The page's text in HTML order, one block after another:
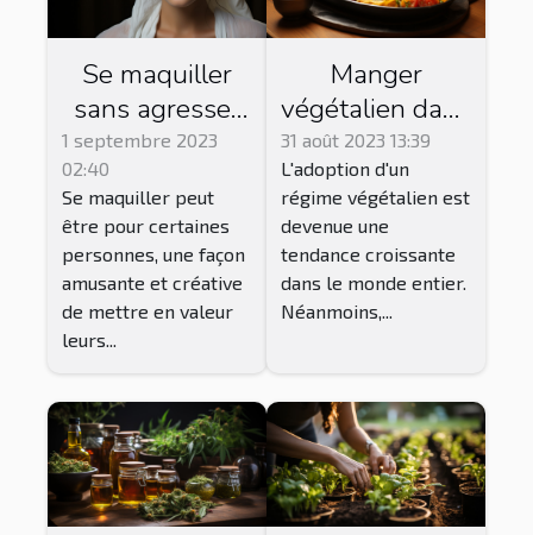
Se maquiller
sans agresser
ou abîmer la
peau du visage
: procédé et
conseils
1 septembre 2023
02:40
Se maquiller peut
être pour certaines
personnes, une façon
amusante et créative
de mettre en valeur
leurs...
Manger
végétalien dans
les restaurants
traditionnels:
est-ce
possible?
31 août 2023 13:39
L'adoption d'un
régime végétalien est
devenue une
tendance croissante
dans le monde entier.
Néanmoins,...